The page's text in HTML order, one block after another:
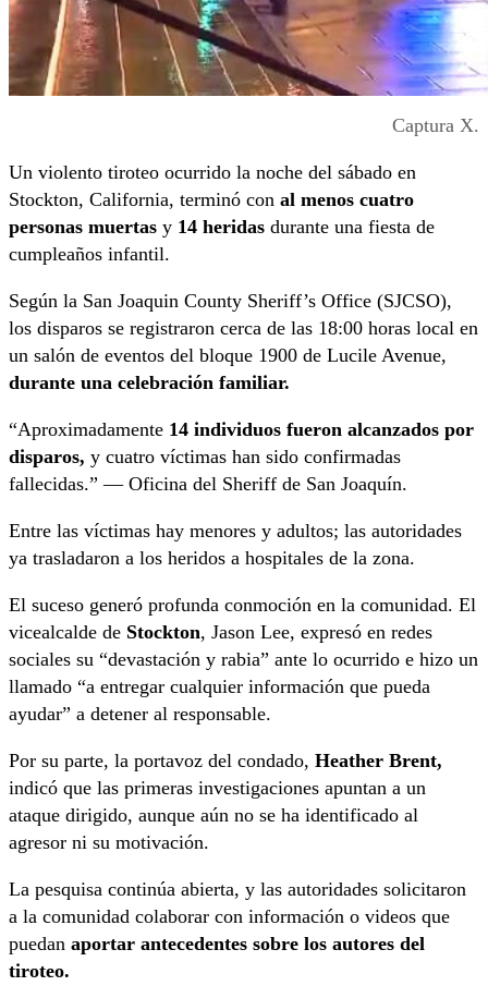
Captura X.
Un violento tiroteo ocurrido la noche del sábado en
Stockton, California, terminó con al menos cuatro
personas muertas y 14 heridas durante una fiesta de
cumpleaños infantil.
Según la San Joaquin County Sheriff’s Office (SJCSO),
los disparos se registraron cerca de las 18:00 horas local en
un salón de eventos del bloque 1900 de Lucile Avenue,
durante una celebración familiar.
“Aproximadamente 14 individuos fueron alcanzados por
disparos, y cuatro víctimas han sido confirmadas
fallecidas.” — Oficina del Sheriff de San Joaquín.
Entre las víctimas hay menores y adultos; las autoridades
ya trasladaron a los heridos a hospitales de la zona.
El suceso generó profunda conmoción en la comunidad. El
vicealcalde de Stockton, Jason Lee, expresó en redes
sociales su “devastación y rabia” ante lo ocurrido e hizo un
llamado “a entregar cualquier información que pueda
ayudar” a detener al responsable.
Por su parte, la portavoz del condado, Heather Brent,
indicó que las primeras investigaciones apuntan a un
ataque dirigido, aunque aún no se ha identificado al
agresor ni su motivación.
La pesquisa continúa abierta, y las autoridades solicitaron
a la comunidad colaborar con información o videos que
puedan aportar antecedentes sobre los autores del
tiroteo.